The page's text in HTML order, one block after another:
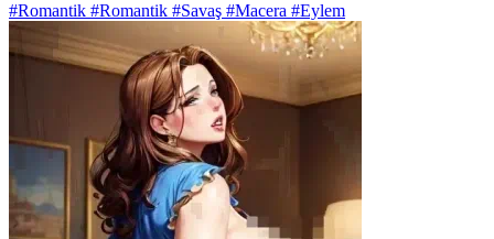
#Romantik #Romantik #Savaş #Macera #Eylem